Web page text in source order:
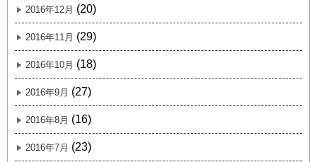
2016年12月 (20)
2016年11月 (29)
2016年10月 (18)
2016年9月 (27)
2016年8月 (16)
2016年7月 (23)